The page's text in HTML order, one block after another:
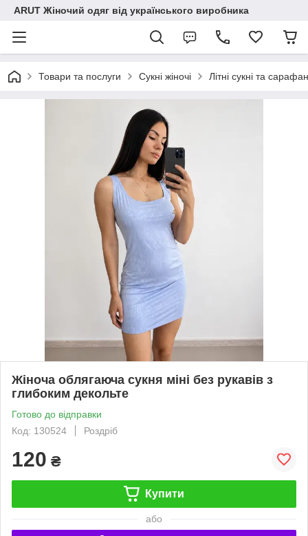
ARUT Жіночий одяг від українського виробника
Товари та послуги Сукні жіночі Літні сукні та
Жіноча облягаюча сукня міні без рукавів з
глибоким декольте
Готово до відправки
Код: 130524
Роздріб
120 ₴
Купити
або